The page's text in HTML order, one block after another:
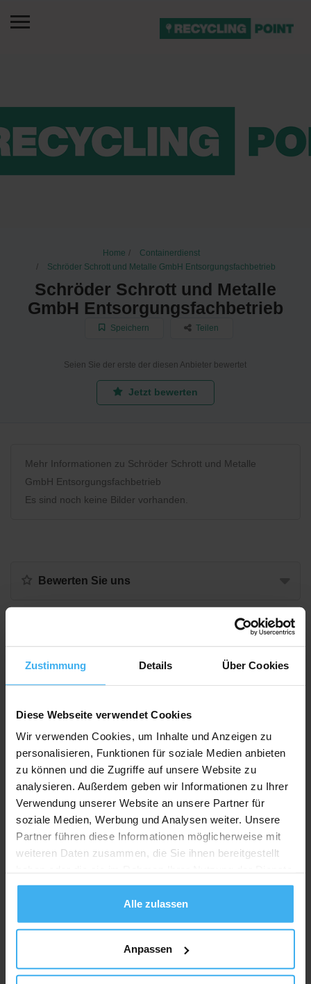
Zustimmung Details Über Cookies
Diese Webseite verwendet Cookies
Wir verwenden Cookies, um Inhalte und Anzeigen zu
personalisieren, Funktionen für soziale Medien anbieten
zu können und die Zugriffe auf unsere Website zu
analysieren. Außerdem geben wir Informationen zu Ihrer
Verwendung unserer Website an unsere Partner für
soziale Medien, Werbung und Analysen weiter. Unsere
Partner führen diese Informationen möglicherweise mit
weiteren Daten zusammen, die Sie ihnen bereitgestellt
gesammelt haben.
Alle zulassen
Anpassen
Home
Containerdienst
Schröder Schrott und Metalle GmbH Entsorgungsfachbetrieb
Schröder Schrott und Metalle
GmbH Entsorgungsfachbetrieb
Speichern Teilen
Seien Sie der erste der diesen Anbieter bewertet
Jetzt bewerten
Mehr Informationen zu Schröder Schrott und Metalle
GmbH Entsorgungsfachbetrieb
Es sind noch keine Bilder vorhanden.
Bewerten Sie uns